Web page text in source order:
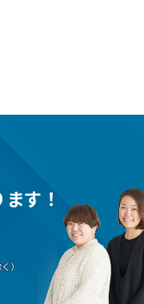
す！
）